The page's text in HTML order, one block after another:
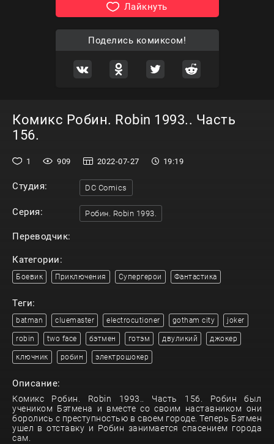
Лайкнуть
Поделись комиксом!
Комикс Робин. Robin 1993.. Часть
156.
1 909 2022-07-27 19:19
Студия: DC Comics
Серия: Робин. Robin 1993.
Переводчик:
Категории:
Боевик Приключения Супергерои Фантастика
Теги:
batman cluemaster electrocutioner gotham city joker
robin two face бэтмен готэм двуликий джокер
ключник робин электрошокер
Описание:
Комикс Робин. Robin 1993.. Часть 156. Робин был
учеником Бэтмена и вместе со своим наставником они
боролись с преступностью в своем городе. Теперь Бэтмен
ушел в отставку и Робин занимается спасением города
сам.